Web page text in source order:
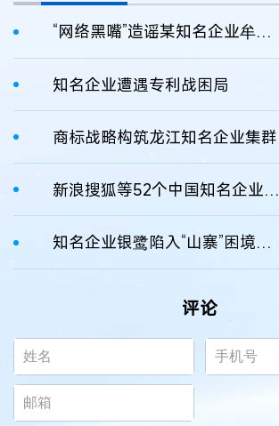
“网络黑嘴”造谣某知名企业牟利，法院判了
知名企业遭遇专利战困局
商标战略构筑龙江知名企业集群
新浪搜狐等52个中国知名企业商标在加遭抢注
知名企业银鹭陷入“山寨”困境，江西法院出手了！
评论